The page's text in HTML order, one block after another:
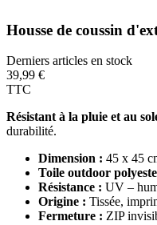
Housse de coussin
Derniers articles en stock
39,99 €
TTC
Résistant à la pluie et au
durabilité.
Dimension : 45 x 45
Toile outdoor
Résistance : UV –
Origine : Tissée,
Fermeture : ZIP